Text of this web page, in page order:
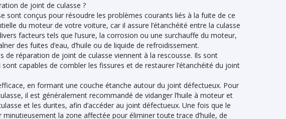
de joint de culasse ?
sont conçus pour résoudre les problèmes courants liés à la fuite de ce
du moteur de votre voiture, car il assure l’étanchéité entre la culasse
facteurs tels que l’usure, la corrosion ou une surchauffe du moteur,
des fuites d’eau, d’huile ou de liquide de refroidissement.
de réparation de joint de culasse viennent à la rescousse. Ils sont
capables de combler les fissures et de restaurer l’étanchéité du joint
en formant une couche étanche autour du joint défectueux. Pour
il est généralement recommandé de vidanger l’huile à moteur et
et les durites, afin d’accéder au joint défectueux. Une fois que le
la zone affectée pour éliminer toute trace d’huile, de